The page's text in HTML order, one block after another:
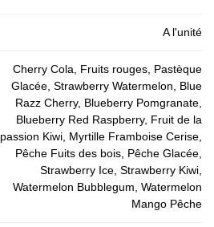
A l'unité
Cherry Cola, Fruits rouges, Pastèque
Glacée, Strawberry Watermelon, Blue
Razz Cherry, Blueberry Pomgranate,
Blueberry Red Raspberry, Fruit de la
passion Kiwi, Myrtille Framboise Cerise,
Pêche Fuits des bois, Pêche Glacée,
Strawberry Ice, Strawberry Kiwi,
Watermelon Bubblegum, Watermelon
Mango Pêche